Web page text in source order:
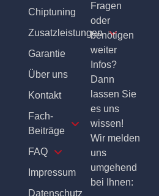
Chiptuning
Zusatzleistungen
Garantie
Über uns
Kontakt
Fach-
Beiträge
FAQ
Impressum
Datenschutz
Fragen
oder
benötigen
weiter
Infos?
Dann
lassen Sie
es uns
wissen!
Wir melden
uns
umgehend
bei Ihnen: